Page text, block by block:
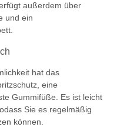
außerdem über
und ein
hat das
eine
Gummifüße. Es ist leicht
Sie es regelmäßig
können.